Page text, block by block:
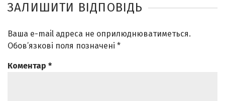
ЗАЛИШИТИ ВІДПОВІДЬ
Ваша e-mail адреса не оприлюднюватиметься.
Обов’язкові поля позначені *
Коментар *